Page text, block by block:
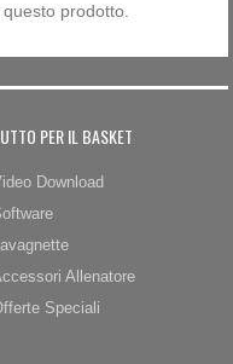
prodotto.
PER IL BASKET
Download
Allenatore
Speciali